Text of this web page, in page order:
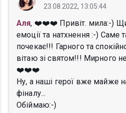
23.08.2022, 13:05:44
Аля, ❤️❤️❤️ Привіт. мила:-)
емоції та натхнення :-) Саме
почекає!!! Гарного та
вітаю зі святом!!! Мирного
❤️❤️❤️
Ну, а наші герої вже майже
фіналу...
Обіймаю:-)